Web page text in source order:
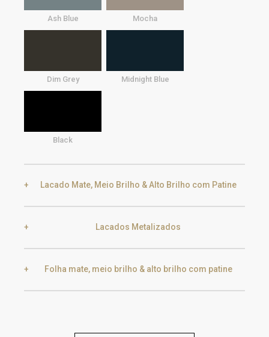
Ash Blue Mocha
Dim Grey Midnight Blue
Black
Lacado Mate, Meio Brilho & Alto Brilho com Patine
Lacados Metalizados
Folha mate, meio brilho & alto brilho com patine